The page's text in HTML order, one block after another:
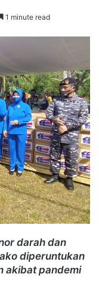
1 minute read
darah dan
diperuntukan
akibat pandemi